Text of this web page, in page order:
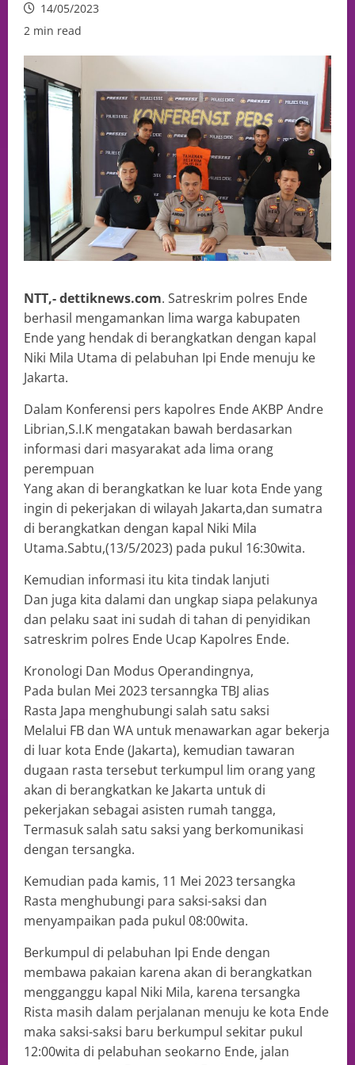
14/05/2023
2 min read
NTT,- dettiknews.com. Satreskrim polres Ende
berhasil mengamankan lima warga kabupaten
Ende yang hendak di berangkatkan dengan kapal
Niki Mila Utama di pelabuhan Ipi Ende menuju ke
Jakarta.
Dalam Konferensi pers kapolres Ende AKBP Andre
Librian,S.I.K mengatakan bawah berdasarkan
informasi dari masyarakat ada lima orang
perempuan
Yang akan di berangkatkan ke luar kota Ende yang
ingin di pekerjakan di wilayah Jakarta,dan sumatra
di berangkatkan dengan kapal Niki Mila
Utama.Sabtu,(13/5/2023) pada pukul 16:30wita.
Kemudian informasi itu kita tindak lanjuti
Dan juga kita dalami dan ungkap siapa pelakunya
dan pelaku saat ini sudah di tahan di penyidikan
satreskrim polres Ende Ucap Kapolres Ende.
Kronologi Dan Modus Operandingnya,
Pada bulan Mei 2023 tersanngka TBJ alias
Rasta Japa menghubungi salah satu saksi
Melalui FB dan WA untuk menawarkan agar bekerja
di luar kota Ende (Jakarta), kemudian tawaran
dugaan rasta tersebut terkumpul lim orang yang
akan di berangkatkan ke Jakarta untuk di
pekerjakan sebagai asisten rumah tangga,
Termasuk salah satu saksi yang berkomunikasi
dengan tersangka.
Kemudian pada kamis, 11 Mei 2023 tersangka
Rasta menghubungi para saksi-saksi dan
menyampaikan pada pukul 08:00wita.
Berkumpul di pelabuhan Ipi Ende dengan
membawa pakaian karena akan di berangkatkan
mengganggu kapal Niki Mila, karena tersangka
Rista masih dalam perjalanan menuju ke kota Ende
maka saksi-saksi baru berkumpul sekitar pukul
12:00wita di pelabuhan seokarno Ende, jalan